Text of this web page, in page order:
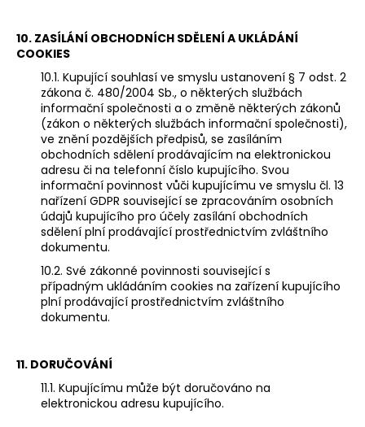
10. ZASÍLÁNÍ OBCHODNÍCH SDĚLENÍ A UKLÁDÁNÍ
COOKIES
10.1. Kupující souhlasí ve smyslu ustanovení § 7 odst. 2
zákona č. 480/2004 Sb., o některých službách
informační společnosti a o změně některých zákonů
(zákon o některých službách informační společnosti),
ve znění pozdějších předpisů, se zasíláním
obchodních sdělení prodávajícím na elektronickou
adresu či na telefonní číslo kupujícího. Svou
informační povinnost vůči kupujícímu ve smyslu čl. 13
nařízení GDPR související se zpracováním osobních
údajů kupujícího pro účely zasílání obchodních
sdělení plní prodávající prostřednictvím zvláštního
dokumentu.
10.2. Své zákonné povinnosti související s
případným ukládáním cookies na zařízení kupujícího
plní prodávající prostřednictvím zvláštního
dokumentu.
11. DORUČOVÁNÍ
11.1. Kupujícímu může být doručováno na
elektronickou adresu kupujícího.